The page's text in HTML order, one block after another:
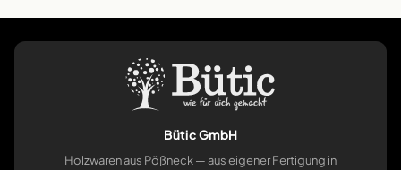
Bütic GmbH
Holzwaren aus Pößneck — aus eigener Fertigung in